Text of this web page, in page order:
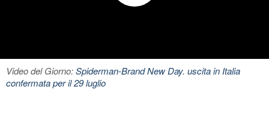
Video del Giorno:Spiderman-Brand New Day. uscita in Italia
confermata per il 29 luglio